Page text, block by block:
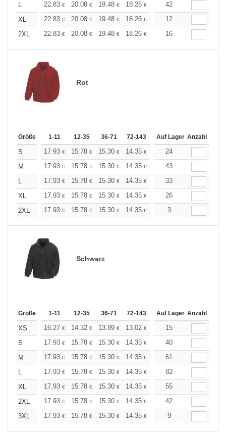
L
22.83 € 20.08 € 19.48 € 18.26 € 17.34€
42
XL
22.83 € 20.08 € 19.48 € 18.26 € 17.34€
12
2XL
22.83 € 20.08 € 19.48 € 18.26 € 17.34€
16
Rot
Größe 1-11 12-35 36-71 72-143 144-287 288 +
Auf Lager Anzahl
S 17.93 € 15.78 € 15.30 € 14.35 € 13.62€
24
M
17.93 € 15.78 € 15.30 € 14.35 € 13.62€
43
L
17.93 € 15.78 € 15.30 € 14.35 € 13.62€
33
XL
17.93 € 15.78 € 15.30 € 14.35 € 13.62€
26
2XL
17.93 € 15.78 € 15.30 € 14.35 € 13.62
3
Schwarz
Größe 1-11 12-35 36-71 72-143 144-287 288 +
Auf Lager Anzahl
XS 16.27 € 14.32 € 13.89 € 13.02 € 12.36€
15
S
17.93 € 15.78 € 15.30 € 14.35 € 13.62€
40
M
17.93 € 15.78 € 15.30 € 14.35 € 13.62€
61
L
17.93 € 15.78 € 15.30 € 14.35 € 13.62€
82
XL
17.93 € 15.78 € 15.30 € 14.35 € 13.62€
55
2XL
17.93 € 15.78 € 15.30 € 14.35 € 13.62€
42
3XL
17.93 € 15.78 € 15.30 € 14.35 € 13.62
9